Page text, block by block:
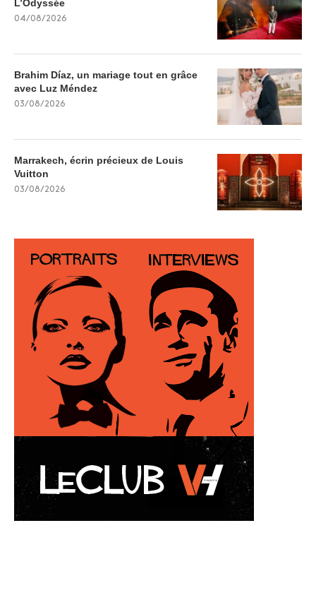
L’Odyssée
04/08/2026
Brahim Díaz, un mariage tout en grâce
avec Luz Méndez
03/08/2026
Marrakech, écrin précieux de Louis
Vuitton
03/08/2026